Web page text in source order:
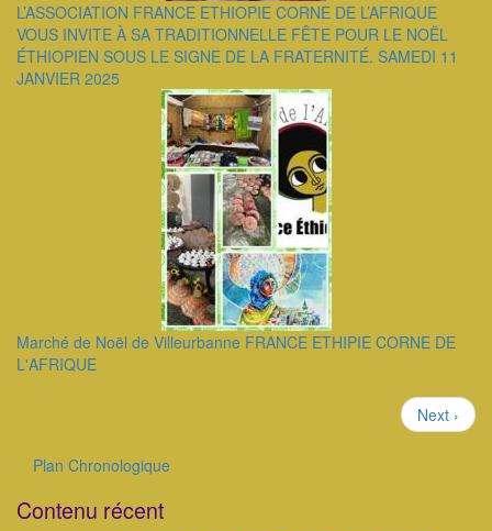
L’ASSOCIATION FRANCE ETHIOPIE CORNE DE L’AFRIQUE
VOUS INVITE À SA TRADITIONNELLE FÊTE POUR LE NOËL
ÉTHIOPIEN SOUS LE SIGNE DE LA FRATERNITÉ. SAMEDI 11
JANVIER 2025
Marché de Noël de Villeurbanne FRANCE ETHIPIE CORNE DE
L'AFRIQUE
Page
suivante
Next ›
Plan Chronologique
Contenu récent